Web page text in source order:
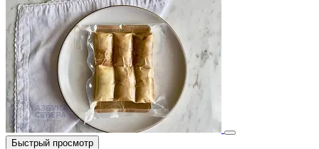
Быстрый просмотр